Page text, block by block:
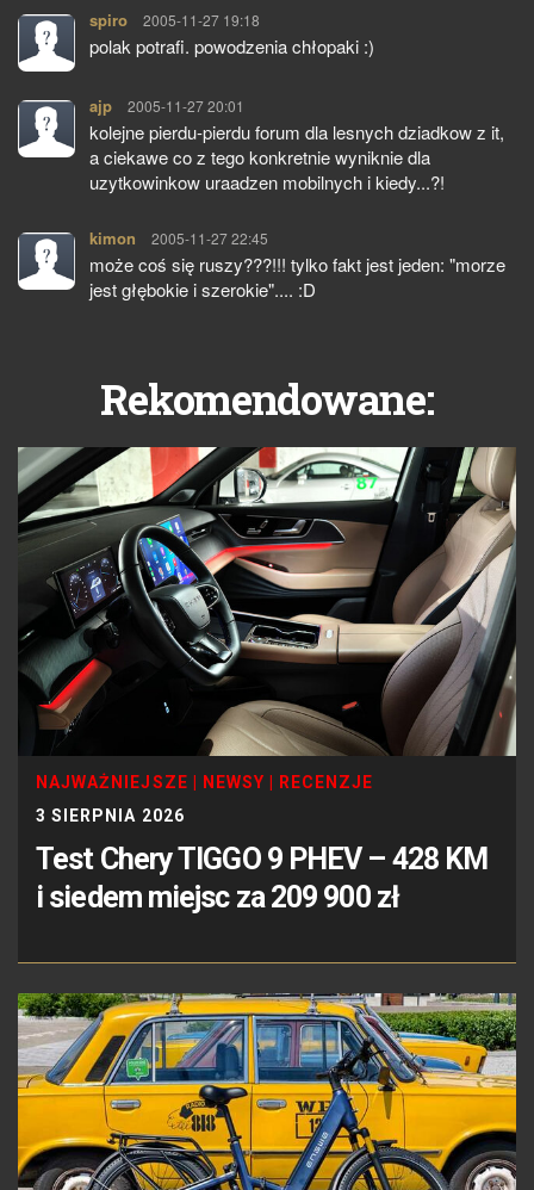
spiro pisze:
2005-11-27 19:18
polak potrafi. powodzenia chłopaki :)
ajp pisze:
2005-11-27 20:01
kolejne pierdu-pierdu forum dla lesnych dziadkow z it,
a ciekawe co z tego konkretnie wyniknie dla
uzytkowinkow uraadzen mobilnych i kiedy...?!
kimon pisze:
2005-11-27 22:45
może coś się ruszy???!!! tylko fakt jest jeden: "morze
jest głębokie i szerokie".... :D
Rekomendowane:
NAJWAŻNIEJSZE NEWSY
RECENZJE
3 SIERPNIA 2026
Test Chery TIGGO 9 PHEV – 428 KM
i siedem miejsc za 209 900 zł